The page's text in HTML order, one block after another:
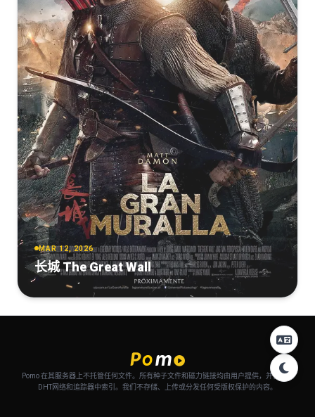
MAR 12, 2026
长城 The Great Wall
Pomo 在其服务器上不托管任何文件。所有种子文件和磁力链接均由用户提供，并自动从
DHT网络和追踪器中索引。我们不存储、上传或分发任何受版权保护的内容。